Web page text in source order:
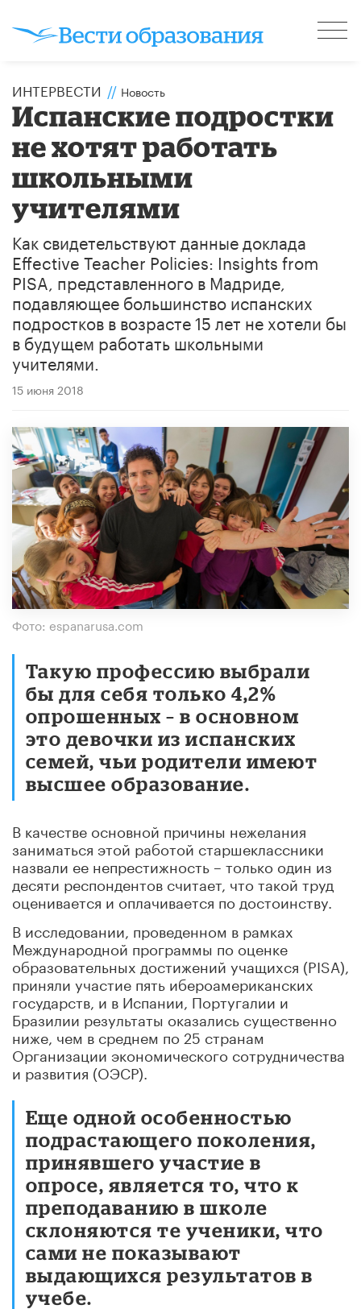
ИНТЕРВЕСТИ // Новость
Испанские подростки
не хотят работать
школьными
учителями
Как свидетельствуют данные доклада
Effective Teacher Policies: Insights from
PISA, представленного в Мадриде,
подавляющее большинство испанских
подростков в возрасте 15 лет не хотели бы
в будущем работать школьными
учителями.
15 июня 2018
Фото: espanarusa.com
Такую профессию выбрали
бы для себя только 4,2%
опрошенных – в основном
это девочки из испанских
семей, чьи родители имеют
высшее образование.
В качестве основной причины нежелания
заниматься этой работой старшеклассники
назвали ее непрестижность – только один из
десяти респондентов считает, что такой труд
оценивается и оплачивается по достоинству.
В исследовании, проведенном в рамках
Международной программы по оценке
образовательных достижений учащихся (PISA),
приняли участие пять ибероамериканских
государств, и в Испании, Португалии и
Бразилии результаты оказались существенно
ниже, чем в среднем по 25 странам
Организации экономического сотрудничества
и развития (ОЭСР).
Еще одной особенностью
подрастающего поколения,
принявшего участие в
опросе, является то, что к
преподаванию в школе
склоняются те ученики, что
сами не показывают
выдающихся результатов в
учебе.